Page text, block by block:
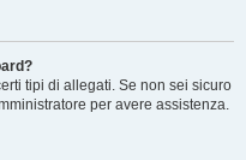
tipi di allegati. Se non sei sicuro
per avere assistenza.